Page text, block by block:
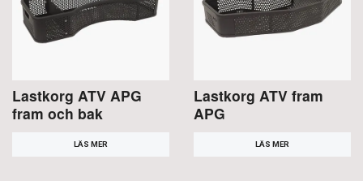
Lastkorg ATV APG
fram och bak
LÄS MER
Lastkorg ATV fram
APG
LÄS MER